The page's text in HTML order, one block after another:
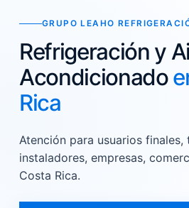
GRUPO LEAHO
Refrigeración y
Acondicionado
Rica
Atención para usuarios finales,
instaladores, empresas,
Costa Rica.